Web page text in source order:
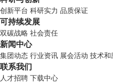
创新平台 科研实力 品质保证
可持续发展
双碳战略 社会责任
新闻中心
集团动态 行业资讯 展会活动 技术和
联系我们
人才招聘 下载中心